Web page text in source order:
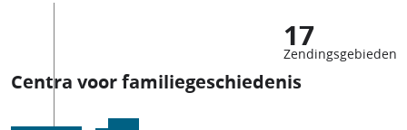
17
Zendingsgebieden
Centra voor familiegeschiedenis